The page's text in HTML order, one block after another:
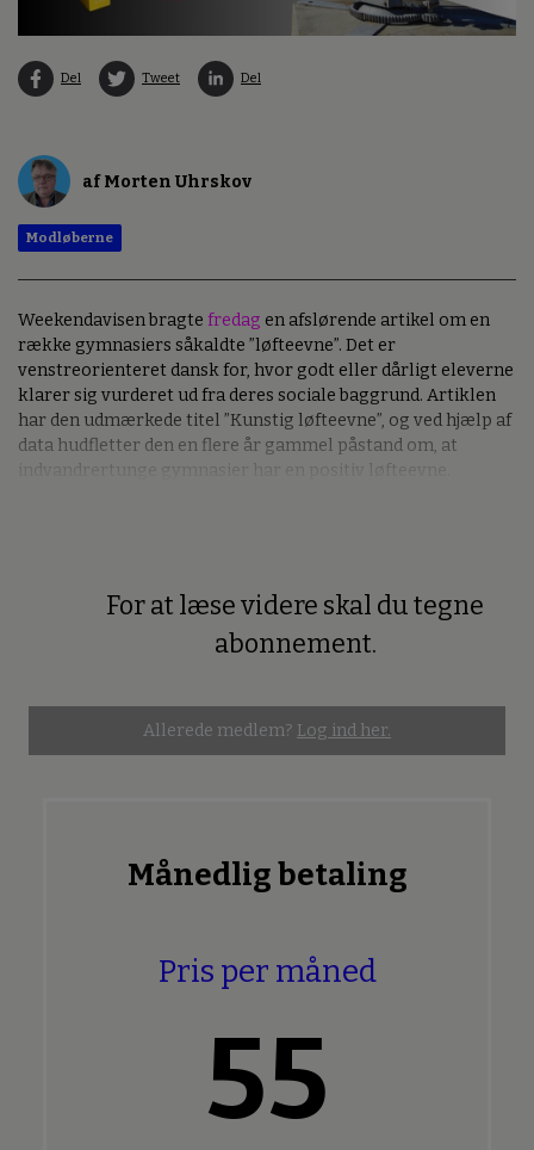
Del Tweet Del
af Morten Uhrskov
Modløberne
Weekendavisen bragte fredag en afslørende artikel om en
række gymnasiers såkaldte ”løfteevne”. Det er
venstreorienteret dansk for, hvor godt eller dårligt eleverne
klarer sig vurderet ud fra deres sociale baggrund. Artiklen
har den udmærkede titel ”Kunstig løfteevne”, og ved hjælp af
data hudfletter den en flere år gammel påstand om, at
indvandrertunge gymnasier har en positiv løfteevne.
For at læse videre skal du tegne
abonnement.
Allerede medlem? Log ind her.
Månedlig betaling
Pris per måned
55